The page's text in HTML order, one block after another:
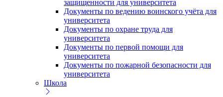
защищенности для университета
Документы по ведению воинского учёта для
университета
Документы по охране труда для
университета
Документы по первой помощи для
университета
Документы по пожарной безопасности для
университета
Школа